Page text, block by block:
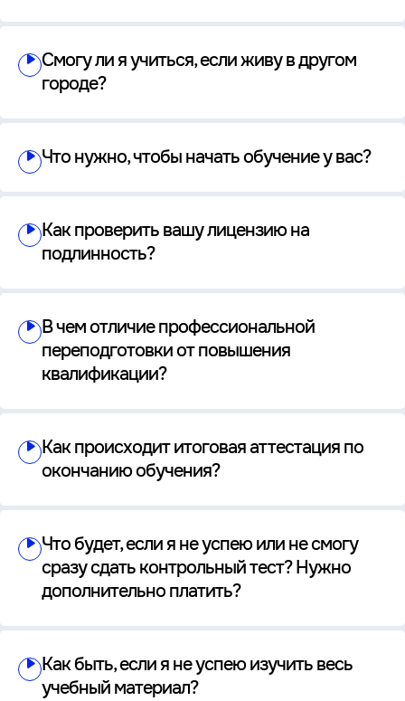
Смогу ли я учиться, если живу в другом
городе?
Что нужно, чтобы начать обучение у вас?
Как проверить вашу лицензию на
подлинность?
В чем отличие профессиональной
переподготовки от повышения
квалификации?
Как происходит итоговая аттестация по
окончанию обучения?
Что будет, если я не успею или не смогу
сразу сдать контрольный тест? Нужно
дополнительно платить?
Как быть, если я не успею изучить весь
учебный материал?